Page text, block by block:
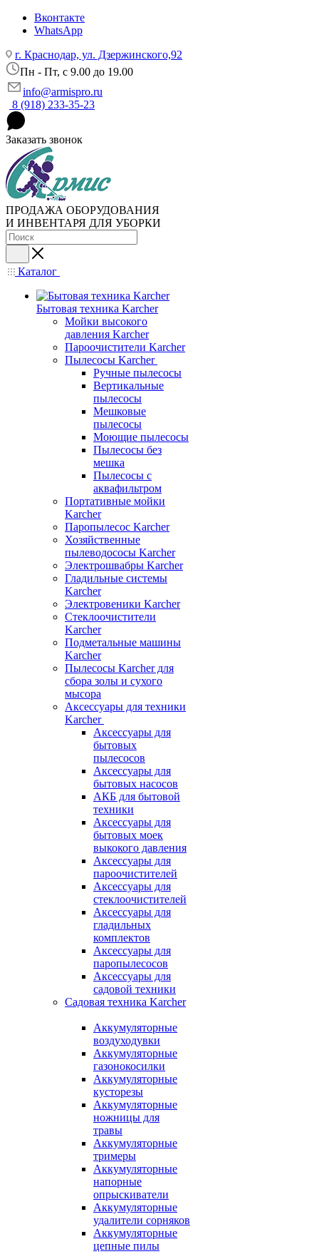
Вконтакте
WhatsApp
г. Краснодар, ул. Дзержинского,92
Пн - Пт, c 9.00 до 19.00
info@armispro.ru
8 (918) 233-35-23
Заказать звонок
ПРОДАЖА ОБОРУДОВАНИЯ
И ИНВЕНТАРЯ ДЛЯ УБОРКИ
Каталог
Бытовая техника Karcher
Мойки высокого
давления Karcher
Пароочистители Karcher
Пылесосы Karcher
Ручные пылесосы
Вертикальные
пылесосы
Мешковые
пылесосы
Моющие пылесосы
Пылесосы без
мешка
Пылесосы с
аквафильтром
Портативные мойки
Karcher
Паропылесос Karcher
Хозяйственные
пылеводососы Karcher
Электрошвабры Karcher
Гладильные системы
Karcher
Электровеники Karcher
Стеклоочистители
Karcher
Подметальные машины
Karcher
Пылесосы Karcher для
сбора золы и сухого
мысора
Аксессуары для техники
Karcher
Аксессуары для
бытовых
пылесосов
Аксессуары для
бытовых насосов
АКБ для бытовой
техники
Аксессуары для
бытовых моек
выкокого давления
Аксессуары для
пароочистителей
Аксессуары для
стеклоочистителей
Аксессуары для
гладильных
комплектов
Аксессуары для
паропылесосов
Аксессуары для
садовой техники
Садовая техника Karcher
Аккумуляторные
воздуходувки
Аккумуляторные
газонокосилки
Аккумуляторные
кусторезы
Аккумуляторные
ножницы для
травы
Аккумуляторные
тримеры
Аккумуляторные
напорные
опрыскиватели
Аккумуляторные
удалители сорняков
Аккумуляторные
цепные пилы